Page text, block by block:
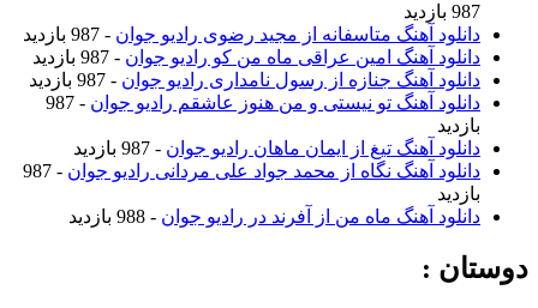
آهنگ متاسفانه از مجید رضوی رادیو جوان - 987 بازدید
آهنگ امین عراقی ماه من کو رادیو جوان - 987 بازدید
آهنگ جنازه از رسول نامداری رادیو جوان - 987 بازدید
آهنگ تو نیستی و من هنوز عاشقم رادیو جوان
- 987
آهنگ تیغ از ایمان ماهان رادیو جوان - 987 بازدید
آهنگ نگاه از محمد جواد علی مردانی رادیو جوان
- 987
آهنگ ماه من از آفرند در رادیو جوان - 988 بازدید
: